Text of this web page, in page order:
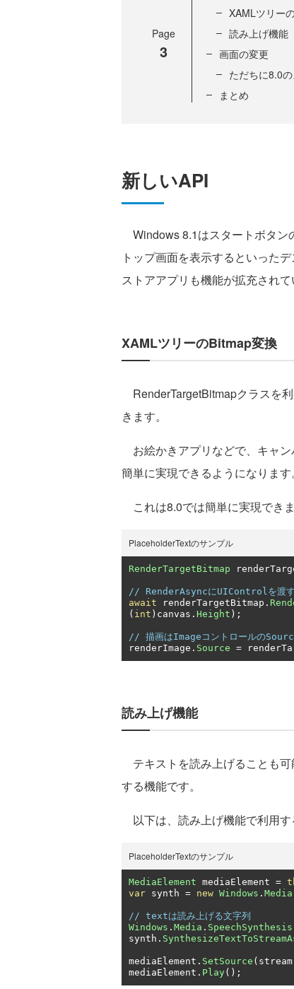
Page
3
XAMLツリー
読み上げ機能
画面の変更
ただちに8.0
まとめ
新しいAPI
Windows 8.1はスタートボタン
トップ画面を表示するといった
ストアアプリも機能が拡充されて
XAMLツリーのBitmap変換
RenderTargetBitmapクラスを
きます。
お絵かきアプリなどで、キャ
簡単に実現できるようになります。
これは8.0では簡単に実現でき
PlaceholderTextのサンプル
RenderTargetBitmap
// RenderAsyncにUIControlを渡す
await renderTargetBitmap .
( int ) canvas . Height );
// 描画はImageコントロールの
renderImage . Source =
読み上げ機能
テキストを読み上げることも
する機能です。
以下は、読み上げ機能で利用す
PlaceholderTextのサンプル
MediaElement mediaElement =
var synth = new Windows . Media
// textは読み上げる文字列
Windows . Media . SpeechSynthesis
synth .
mediaElement . SetSource ( stream
mediaElement . Play();